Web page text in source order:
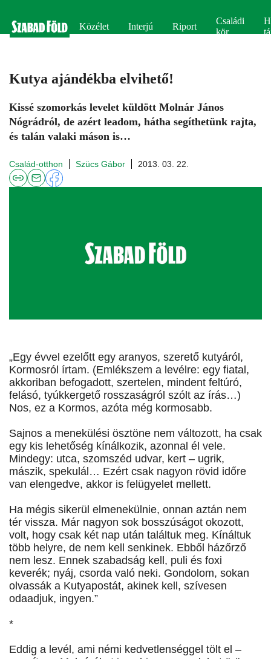
Közélet Interjú Riport
Családi
kör
Kutya ajándékba elvihető!
Kissé szomorkás levelet küldött Molnár János
Nógrádról, de azért leadom, hátha segíthetünk rajta,
és talán valaki máson is…
Család-otthon Szücs Gábor 2013. 03. 22.
„Egy évvel ezelőtt egy aranyos, szerető kutyáról,
Kormosról írtam. (Emlékszem a levélre: egy fiatal,
akkoriban befogadott, szertelen, mindent feltúró,
felásó, tyúkkergető rosszaságról szólt az írás…)
Nos, ez a Kormos, azóta még kormosabb.
Sajnos a menekülési ösztöne nem változott, ha csak
egy kis lehetőség kínálkozik, azonnal él vele.
Mindegy: utca, szomszéd udvar, kert – ugrik,
mászik, spekulál… Ezért csak nagyon rövid időre
van elengedve, akkor is felügyelet mellett.
Ha mégis sikerül elmenekülnie, onnan aztán nem
tér vissza. Már nagyon sok bosszúságot okozott,
volt, hogy csak két nap után találtuk meg. Kínáltuk
több helyre, de nem kell senkinek. Ebből házőrző
nem lesz. Ennek szabadság kell, puli és foxi
keverék; nyáj, csorda való neki. Gondolom, sokan
olvassák a Kutyapostát, akinek kell, szívesen
odaadjuk, ingyen.”
*
Eddig a levél, ami némi kedvetlenséggel tölt el –